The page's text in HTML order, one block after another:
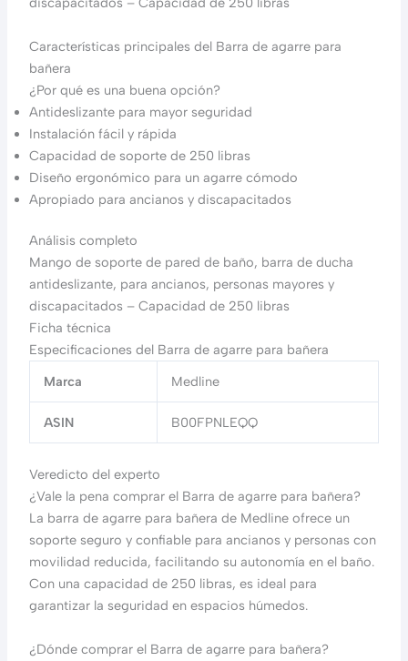
Características principales del Barra de agarre para
bañera
¿Por qué es una buena opción?
Antideslizante para mayor seguridad
Instalación fácil y rápida
Capacidad de soporte de 250 libras
Diseño ergonómico para un agarre cómodo
Apropiado para ancianos y discapacitados
Análisis completo
Mango de soporte de pared de baño, barra de ducha
antideslizante, para ancianos, personas mayores y
discapacitados – Capacidad de 250 libras
Ficha técnica
Especificaciones del Barra de agarre para bañera
Marca
Medline
ASIN B00FPNLEQQ
Veredicto del experto
¿Vale la pena comprar el Barra de agarre para bañera?
La barra de agarre para bañera de Medline ofrece un
soporte seguro y confiable para ancianos y personas con
movilidad reducida, facilitando su autonomía en el baño.
Con una capacidad de 250 libras, es ideal para
garantizar la seguridad en espacios húmedos.
¿Dónde comprar el Barra de agarre para bañera?